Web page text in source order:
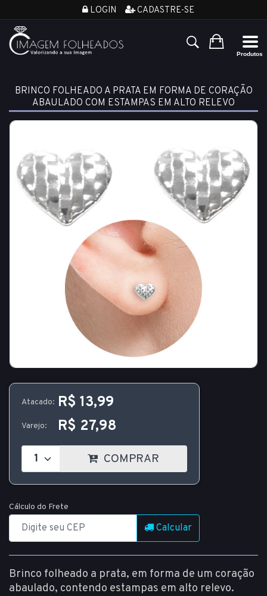
LOGIN CADASTRE-SE
BRINCO FOLHEADO A PRATA EM FORMA DE CORAÇÃO
ABAULADO COM ESTAMPAS EM ALTO RELEVO
Atacado: R$ 13,99
Varejo: R$ 27,98
COMPRAR
Cálculo do Frete
Calcular
Brinco folheado a prata, em forma de um coração
abaulado, contendo estampas em alto relevo.